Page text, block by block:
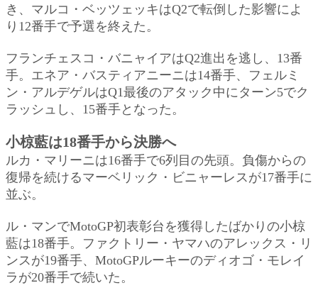
き、マルコ・ベッツェッキはQ2で転倒した影響によ
り12番手で予選を終えた。
フランチェスコ・バニャイアはQ2進出を逃し、13番
手。エネア・バスティアニーニは14番手、フェルミ
ン・アルデゲルはQ1最後のアタック中にターン5でク
ラッシュし、15番手となった。
小椋藍は18番手から決勝へ
ルカ・マリーニは16番手で6列目の先頭。負傷からの
復帰を続けるマーベリック・ビニャーレスが17番手に
並ぶ。
ル・マンでMotoGP初表彰台を獲得したばかりの小椋
藍は18番手。ファクトリー・ヤマハのアレックス・リ
ンスが19番手、MotoGPルーキーのディオゴ・モレイ
ラが20番手で続いた。